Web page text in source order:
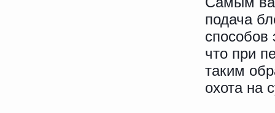
подача
способов
что при
таким
охота на